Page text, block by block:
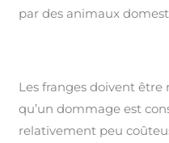
par des animaux
Les franges doivent être
qu’un dommage est
relativement peu